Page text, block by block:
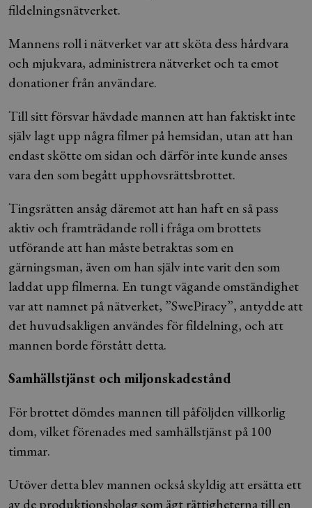
fildelningsnätverket.
Mannens roll i nätverket var att sköta dess hårdvara
och mjukvara, administrera nätverket och ta emot
donationer från användare.
Till sitt försvar hävdade mannen att han faktiskt inte
själv lagt upp några filmer på hemsidan, utan att han
endast skötte om sidan och därför inte kunde anses
vara den som begått upphovsrättsbrottet.
Tingsrätten ansåg däremot att han haft en så pass
aktiv och framträdande roll i fråga om brottets
utförande att han måste betraktas som en
gärningsman, även om han själv inte varit den som
laddat upp filmerna. En tungt vägande omständighet
var att namnet på nätverket, ”SwePiracy”, antydde att
det huvudsakligen användes för fildelning, och att
mannen borde förstått detta.
Samhällstjänst och miljonskadestånd
För brottet dömdes mannen till påföljden villkorlig
dom, vilket förenades med samhällstjänst på 100
timmar.
Utöver detta blev mannen också skyldig att ersätta ett
av de produktionsbolag som ägt rättigheterna till en